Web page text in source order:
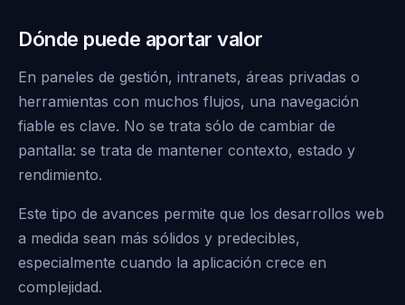
Dónde puede aportar valor
En paneles de gestión, intranets, áreas privadas o
herramientas con muchos flujos, una navegación
fiable es clave. No se trata sólo de cambiar de
pantalla: se trata de mantener contexto, estado y
rendimiento.
Este tipo de avances permite que los desarrollos web
a medida sean más sólidos y predecibles,
especialmente cuando la aplicación crece en
complejidad.